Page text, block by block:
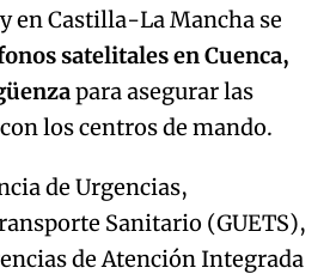
en Castilla-La Mancha se
satelitales en Cuenca,
para asegurar las
los centros de mando.
de Urgencias,
Sanitario (GUETS),
de Atención Integrada